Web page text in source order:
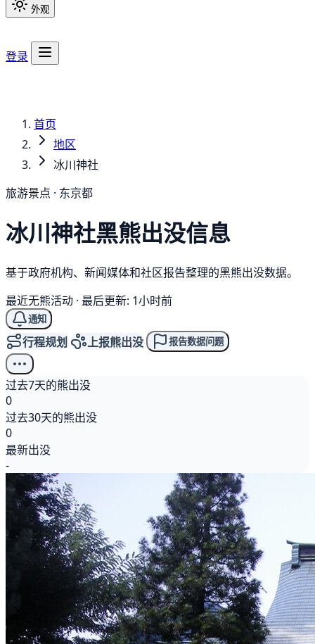
外观
登录
首页
地区
冰川神社
旅游景点 · 东京都
冰川神社黑熊出没信息
基于政府机构、新闻媒体和社区报告整理的黑熊出没数据。
最近无熊活动 · 最后更新: 1小时前
通知
行程规划 上报熊出没 报告数据问题
过去7天的熊出没
0
过去30天的熊出没
0
最新出没
-